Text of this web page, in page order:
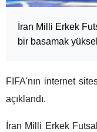
İran Milli Erkek
bir basamak
FIFA'nın internet
açıklandı.
İran Milli Erkek